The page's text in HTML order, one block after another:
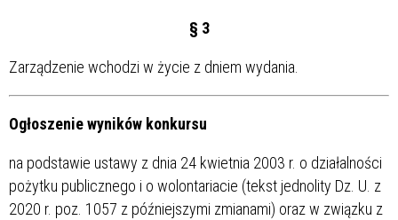
§ 3
Zarządzenie wchodzi w życie z dniem wydania.
Ogłoszenie wyników konkursu
na podstawie ustawy z dnia 24 kwietnia 2003 r. o działalności
pożytku publicznego i o wolontariacie (tekst jednolity Dz. U. z
2020 r. poz. 1057 z późniejszymi zmianami) oraz w związku z